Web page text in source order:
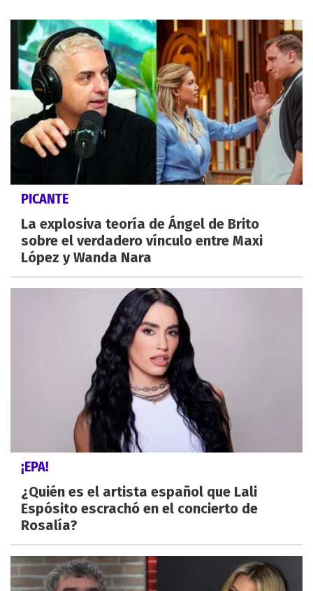
PICANTE
La explosiva teoría de Ángel de Brito
sobre el verdadero vínculo entre Maxi
López y Wanda Nara
¡EPA!
¿Quién es el artista español que Lali
Espósito escrachó en el concierto de
Rosalía?